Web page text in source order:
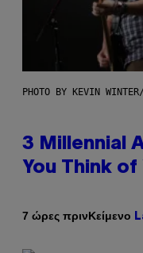
PHOTO BY KEVIN
3 Millennial
You Think of
7 ώρες πρινΚείμενο